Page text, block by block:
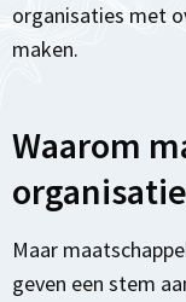
organisaties met
maken.
Waarom
Maar
geven een stem